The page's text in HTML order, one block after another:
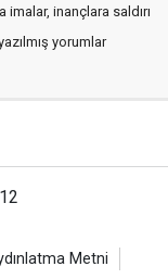
inançlara saldırı
yorumlar
Metni